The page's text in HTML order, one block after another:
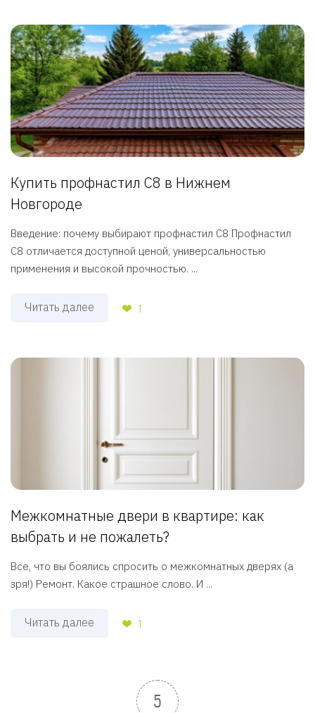
Купить профнастил С8 в Нижнем
Новгороде
Введение: почему выбирают профнастил С8 Профнастил
С8 отличается доступной ценой, универсальностью
применения и высокой прочностью. ...
Читать далее 1
Межкомнатные двери в квартире: как
выбрать и не пожалеть?
Все, что вы боялись спросить о межкомнатных дверях (а
зря!) Ремонт. Какое страшное слово. И ...
Читать далее 1
5